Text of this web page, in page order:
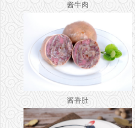
酱牛肉
酱香肚